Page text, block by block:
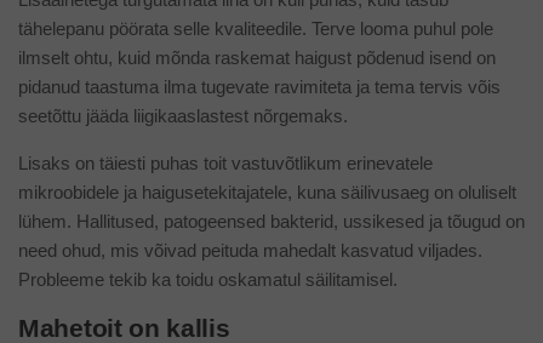
tähelepanu pöörata selle kvaliteedile. Terve looma puhul pole
ilmselt ohtu, kuid mõnda raskemat haigust põdenud isend on
pidanud taastuma ilma tugevate ravimiteta ja tema tervis võis
seetõttu jääda liigikaaslastest nõrgemaks.
Lisaks on täiesti puhas toit vastuvõtlikum erinevatele
mikroobidele ja haigusetekitajatele, kuna säilivusaeg on oluliselt
lühem. Hallitused, patogeensed bakterid, ussikesed ja tõugud on
need ohud, mis võivad peituda mahedalt kasvatud viljades.
Probleeme tekib ka toidu oskamatul säilitamisel.
Mahetoit on kallis